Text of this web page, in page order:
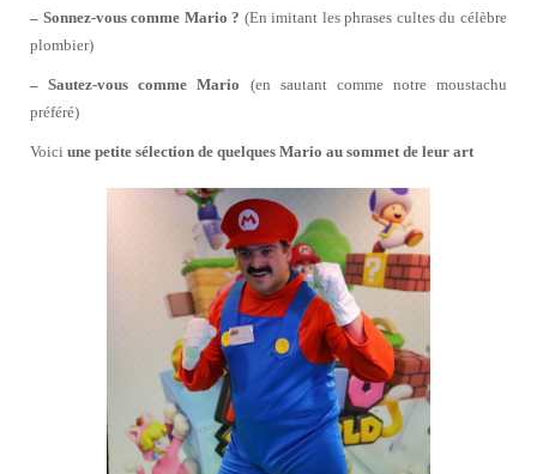
– Sonnez-vous comme Mario ? (En imitant les phrases cultes du célèbre
plombier)
– Sautez-vous comme Mario (en sautant comme notre moustachu
préféré)
Voici une petite sélection de quelques Mario au sommet de leur art